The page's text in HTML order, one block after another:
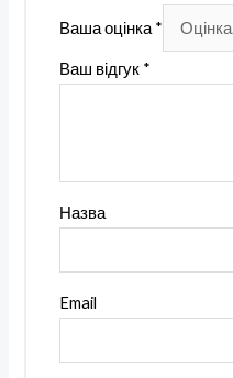
Ваша оцінка *
Ваш відгук *
Назва
Email